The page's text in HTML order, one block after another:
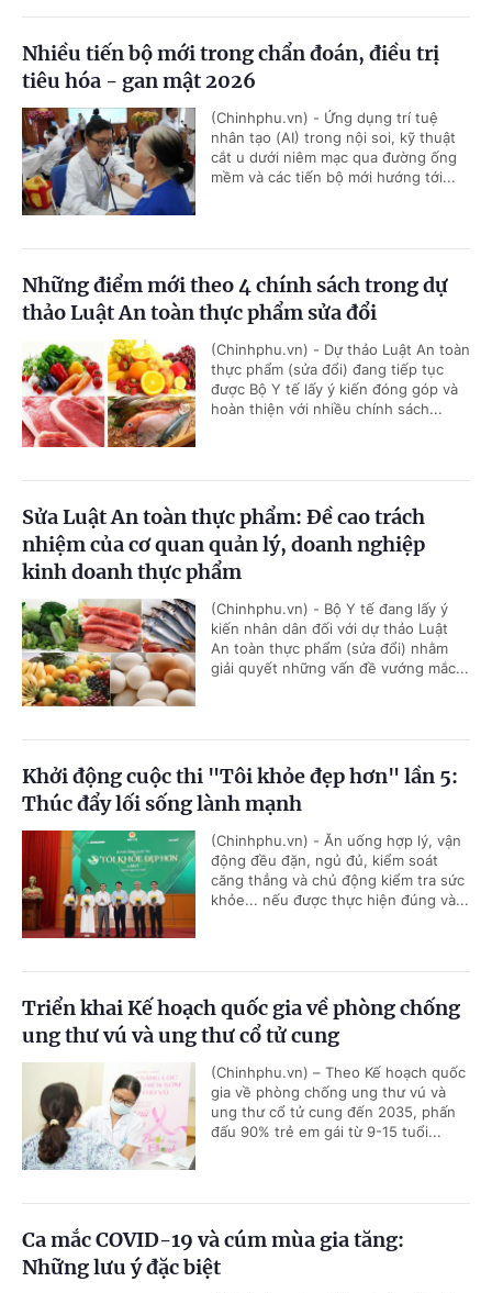
Nhiều tiến bộ mới trong chẩn đoán, điều trị
tiêu hóa - gan mật 2026
(Chinhphu.vn) - Ứng dụng trí tuệ
nhân tạo (AI) trong nội soi, kỹ thuật
cắt u dưới niêm mạc qua đường ống
mềm và các tiến bộ mới hướng tới...
Những điểm mới theo 4 chính sách trong dự
thảo Luật An toàn thực phẩm sửa đổi
(Chinhphu.vn) - Dự thảo Luật An toàn
thực phẩm (sửa đổi) đang tiếp tục
được Bộ Y tế lấy ý kiến đóng góp và
hoàn thiện với nhiều chính sách...
Sửa Luật An toàn thực phẩm: Đề cao trách
nhiệm của cơ quan quản lý, doanh nghiệp
kinh doanh thực phẩm
(Chinhphu.vn) - Bộ Y tế đang lấy ý
kiến nhân dân đối với dự thảo Luật
An toàn thực phẩm (sửa đổi) nhằm
giải quyết những vấn đề vướng mắc...
Khởi động cuộc thi "Tôi khỏe đẹp hơn" lần 5:
Thúc đẩy lối sống lành mạnh
(Chinhphu.vn) - Ăn uống hợp lý, vận
động đều đặn, ngủ đủ, kiểm soát
căng thẳng và chủ động kiểm tra sức
khỏe... nếu được thực hiện đúng và...
Triển khai Kế hoạch quốc gia về phòng chống
ung thư vú và ung thư cổ tử cung
(Chinhphu.vn) – Theo Kế hoạch quốc
gia về phòng chống ung thư vú và
ung thư cổ tử cung đến 2035, phấn
đấu 90% trẻ em gái từ 9-15 tuổi...
Ca mắc COVID-19 và cúm mùa gia tăng:
Những lưu ý đặc biệt